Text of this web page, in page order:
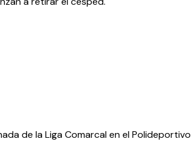
de la Liga Comarcal en el Polideportivo